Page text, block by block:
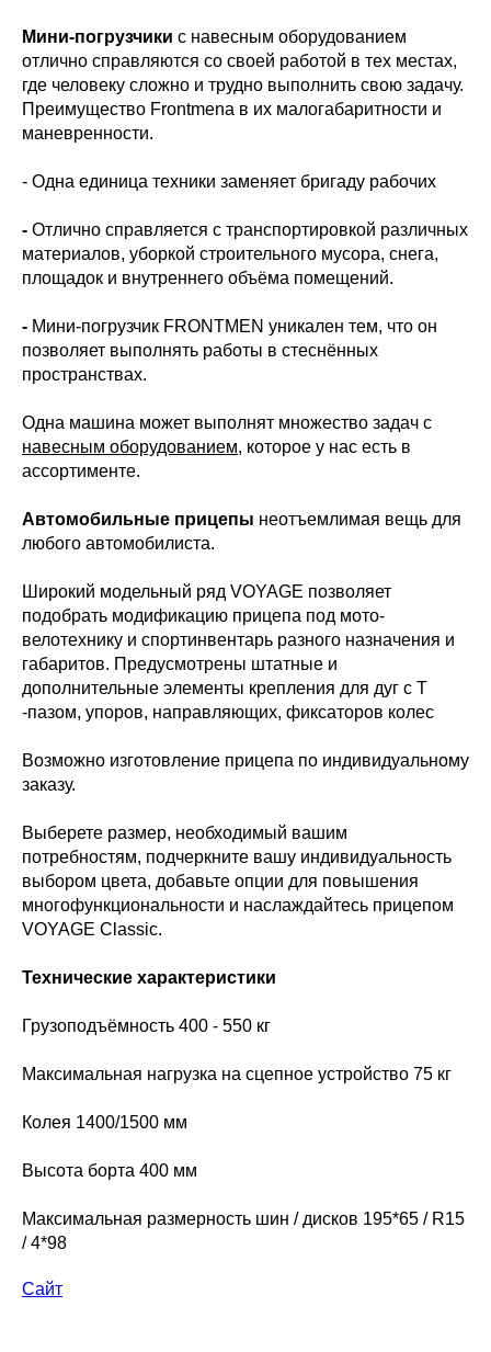
Мини-погрузчики с навесным оборудованием
отлично справляются со своей работой в тех местах,
где человеку сложно и трудно выполнить свою задачу.
Преимущество Frontmena в их малогабаритности и
маневренности.
- Одна единица техники заменяет бригаду рабочих
- Отлично справляется с транспортировкой различных
материалов, уборкой строительного мусора, снега,
площадок и внутреннего объёма помещений.
- Мини-погрузчик FRONTMEN уникален тем, что он
позволяет выполнять работы в стеснённых
пространствах.
Одна машина может выполнят множество задач с
навесным оборудованием, которое у нас есть в
ассортименте.
Автомобильные прицепы неотъемлимая вещь для
любого автомобилиста.
Широкий модельный ряд VOYAGE позволяет
подобрать модификацию прицепа под мото-
велотехнику и спортинвентарь разного назначения и
габаритов. Предусмотрены штатные и
дополнительные элементы крепления для дуг с Т
-пазом, упоров, направляющих, фиксаторов колес
Возможно изготовление прицепа по индивидуальному
заказу.
Выберете размер, необходимый вашим
потребностям, подчеркните вашу индивидуальность
выбором цвета, добавьте опции для повышения
многофункциональности и наслаждайтесь прицепом
VOYAGE Classic.
Технические характеристики
Грузоподъёмность 400 - 550 кг
Максимальная нагрузка на сцепное устройство 75 кг
Колея 1400/1500 мм
Высота борта 400 мм
Максимальная размерность шин / дисков 195*65 / R15
/ 4*98
Сайт